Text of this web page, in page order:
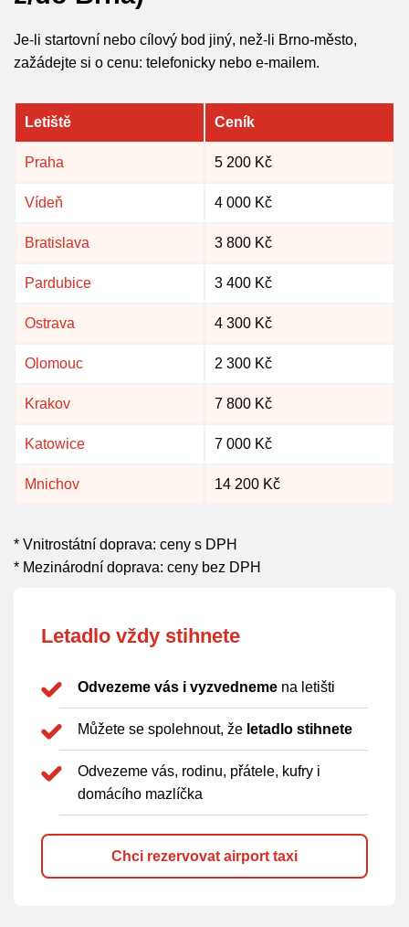
Je-li startovní nebo cílový bod jiný, než-li Brno-město,
zažádejte si o cenu: telefonicky nebo e-mailem.
Letiště Ceník
Praha 5 200 Kč
Vídeň 4 000 Kč
Bratislava 3 800 Kč
Pardubice 3 400 Kč
Ostrava 4 300 Kč
Olomouc 2 300 Kč
Krakov 7 800 Kč
Katowice 7 000 Kč
Mnichov 14 200 Kč
* Vnitrostátní doprava: ceny s DPH
* Mezinárodní doprava: ceny bez DPH
Letadlo vždy stihnete
Odvezeme vás i vyzvedneme na letišti
Můžete se spolehnout, že letadlo stihnete
Odvezeme vás, rodinu, přátele, kufry i
domácího mazlíčka
Chci rezervovat airport taxi